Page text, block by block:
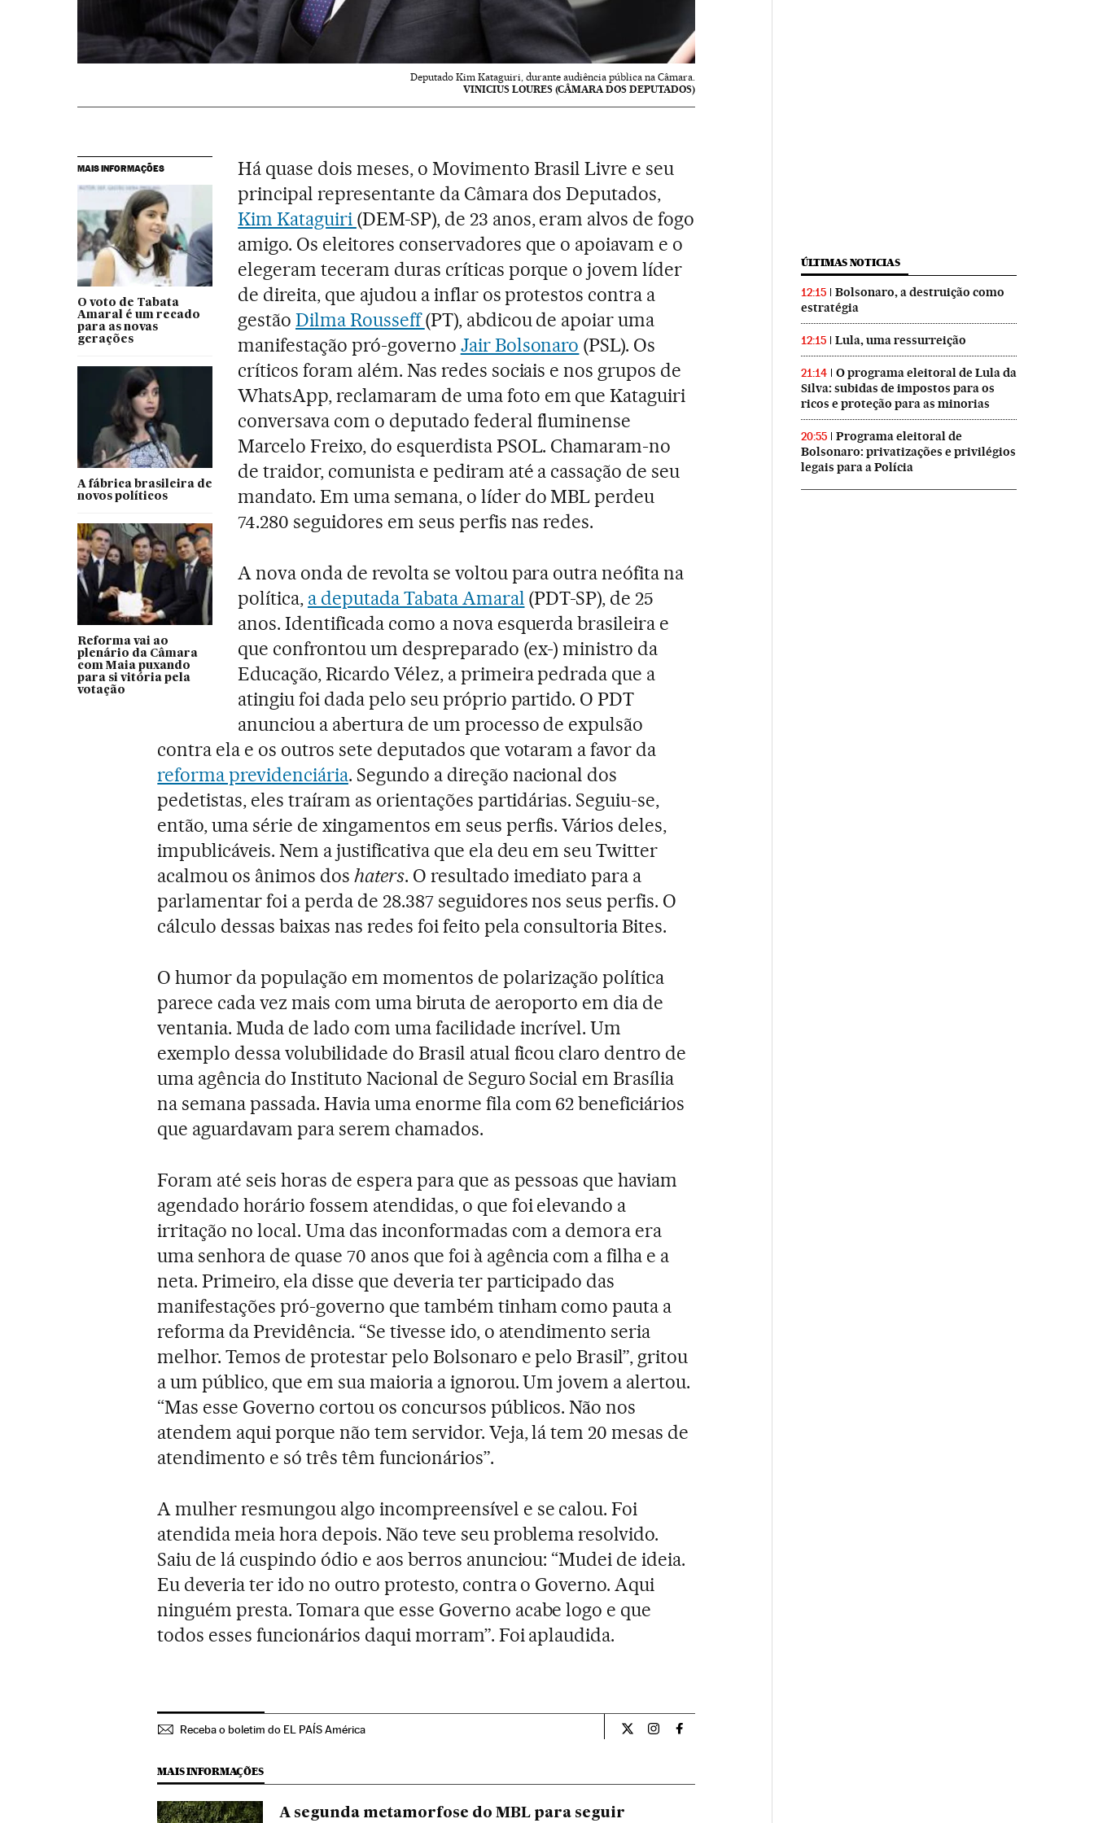
Deputado Kim Kataguiri, durante audiência pública na Câmara.
VINICIUS LOURES (CÂMARA DOS DEPUTADOS)
MAIS INFORMAÇÕES
O voto de Tabata
Amaral é um recado
para as novas
gerações
A fábrica brasileira de
novos políticos
Reforma vai ao
plenário da Câmara
com Maia puxando
para si vitória pela
votação
Há quase dois meses, o Movimento Brasil Livre e seu
principal representante da Câmara dos Deputados,
Kim Kataguiri (DEM-SP), de 23 anos, eram alvos de fogo
amigo. Os eleitores conservadores que o apoiavam e o
elegeram teceram duras críticas porque o jovem líder
de direita, que ajudou a inflar os protestos contra a
gestãoDilma Rousseff(PT), abdicou de apoiar uma
manifestação pró-governo Jair Bolsonaro (PSL). Os
críticos foram além. Nas redes sociais e nos grupos de
WhatsApp, reclamaram de uma foto em que Kataguiri
conversava com o deputado federal fluminense
Marcelo Freixo, do esquerdista PSOL. Chamaram-no
de traidor, comunista e pediram até a cassação de seu
mandato. Em uma semana, o líder do MBL perdeu
74.280 seguidores em seus perfis nas redes.
A nova onda de revolta se voltou para outra neófita na
política, a deputada Tabata Amaral (PDT-SP), de 25
anos. Identificada como a nova esquerda brasileira e
que confrontou um despreparado (ex-) ministro da
Educação, Ricardo Vélez, a primeira pedrada que a
atingiu foi dada pelo seu próprio partido. O PDT
anunciou a abertura de um processo de expulsão
contra ela e os outros sete deputados que votaram a favor da
reforma previdenciária. Segundo a direção nacional dos
pedetistas, eles traíram as orientações partidárias. Seguiu-se,
então, uma série de xingamentos em seus perfis. Vários deles,
impublicáveis. Nem a justificativa que ela deu em seu Twitter
acalmou os ânimos dos haters. O resultado imediato para a
parlamentar foi a perda de 28.387 seguidores nos seus perfis. O
cálculo dessas baixas nas redes foi feito pela consultoria Bites.
O humor da população em momentos de polarização política
parece cada vez mais com uma biruta de aeroporto em dia de
ventania. Muda de lado com uma facilidade incrível. Um
exemplo dessa volubilidade do Brasil atual ficou claro dentro de
uma agência do Instituto Nacional de Seguro Social em Brasília
na semana passada. Havia uma enorme fila com 62 beneficiários
que aguardavam para serem chamados.
Foram até seis horas de espera para que as pessoas que haviam
agendado horário fossem atendidas, o que foi elevando a
irritação no local. Uma das inconformadas com a demora era
uma senhora de quase 70 anos que foi à agência com a filha e a
neta. Primeiro, ela disse que deveria ter participado das
manifestações pró-governo que também tinham como pauta a
reforma da Previdência. “Se tivesse ido, o atendimento seria
melhor. Temos de protestar pelo Bolsonaro e pelo Brasil”, gritou
a um público, que em sua maioria a ignorou. Um jovem a alertou.
“Mas esse Governo cortou os concursos públicos. Não nos
atendem aqui porque não tem servidor. Veja, lá tem 20 mesas de
atendimento e só três têm funcionários”.
A mulher resmungou algo incompreensível e se calou. Foi
atendida meia hora depois. Não teve seu problema resolvido.
Saiu de lá cuspindo ódio e aos berros anunciou: “Mudei de ideia.
Eu deveria ter ido no outro protesto, contra o Governo. Aqui
ninguém presta. Tomara que esse Governo acabe logo e que
todos esses funcionários daqui morram”. Foi aplaudida.
Receba o boletim do EL PAÍS América Opiniao El País Brasil en Twitter
Opiniao El País Brasil en Instagram
Opiniao El País Brasil en Facebook
MAIS INFORMAÇÕES
A segunda metamorfose do MBL para seguir
ÚLTIMAS NOTICIAS
12:15
Bolsonaro, a destruição como
estratégia
12:15 Lula, uma ressurreição
21:14
O programa eleitoral de Lula da
Silva: subidas de impostos para os
ricos e proteção para as minorias
20:55
Programa eleitoral de
Bolsonaro: privatizações e privilégios
legais para a Polícia